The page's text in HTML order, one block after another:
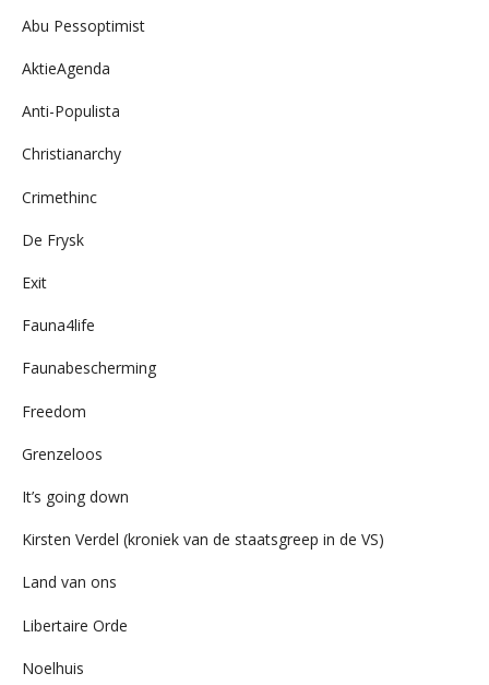
Abu Pessoptimist
AktieAgenda
Anti-Populista
Christianarchy
Crimethinc
De Frysk
Exit
Fauna4life
Faunabescherming
Freedom
Grenzeloos
It’s going down
Kirsten Verdel (kroniek van de staatsgreep in de VS)
Land van ons
Libertaire Orde
Noelhuis